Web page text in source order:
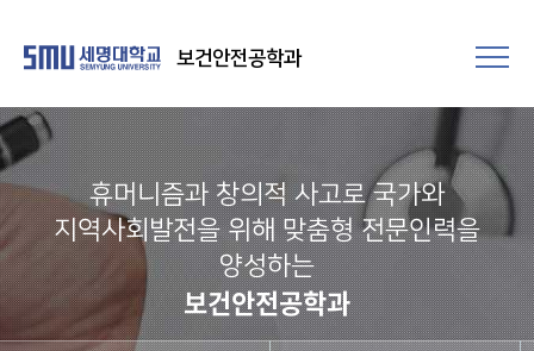
보건안전공학과
휴머니즘과 창의적 사고로 국가와
지역사회발전을 위해 맞춤형 전문인력을
양성하는
보건안전공학과